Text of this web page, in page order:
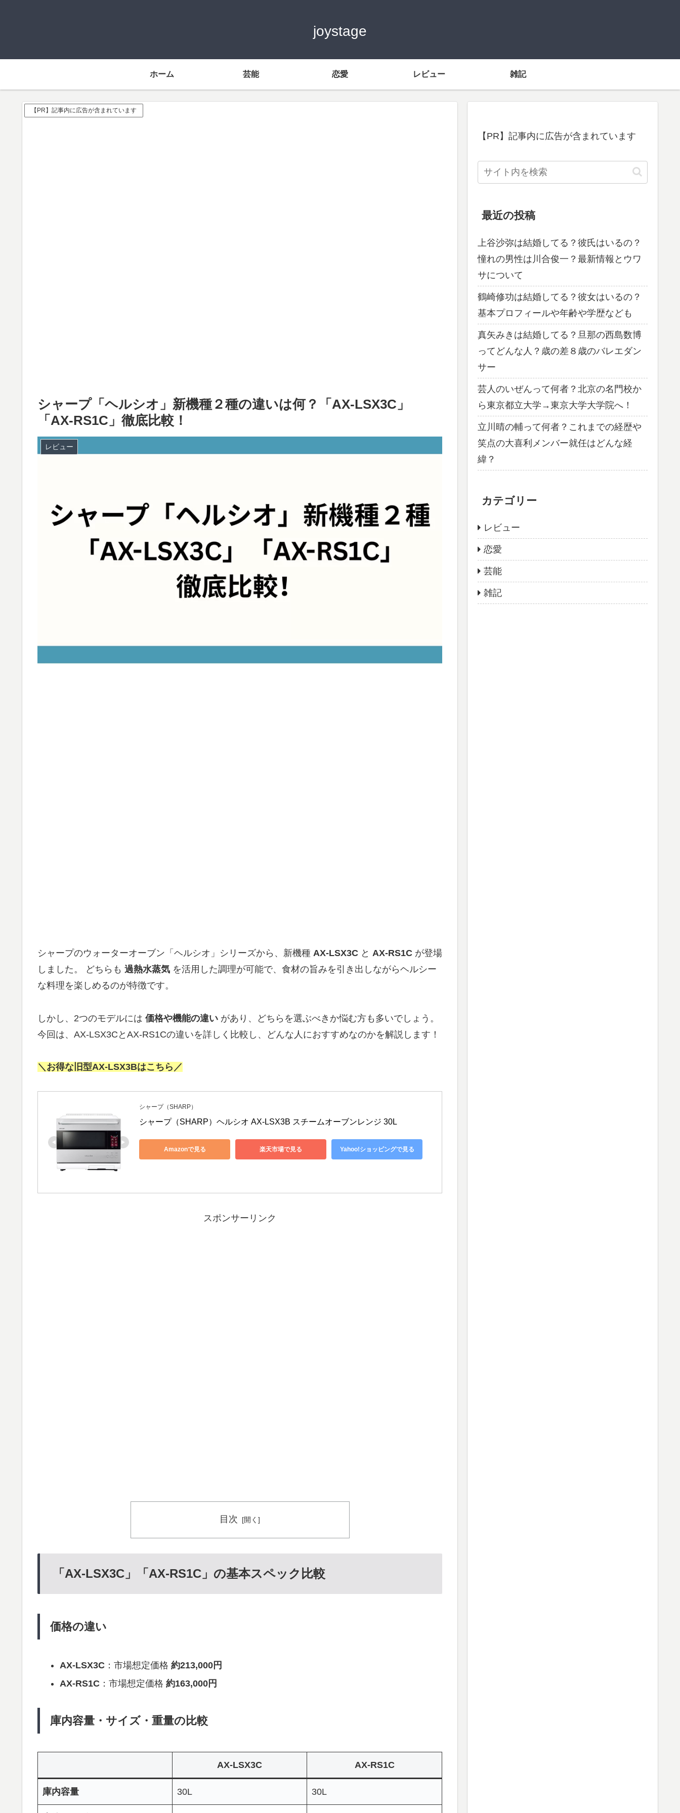
joystage
ホーム 芸能 恋愛 レビュー 雑記
【PR】記事内に広告が含まれています
シャープ「ヘルシオ」新機種２種の違いは何？「AX-LSX3C」
「AX-RS1C」徹底比較！
レビュー
シャープのウォーターオーブン「ヘルシオ」シリーズから、新機種 AX-LSX3C と AX-RS1C が登場
しました。 どちらも 過熱水蒸気 を活用した調理が可能で、食材の旨みを引き出しながらヘルシー
な料理を楽しめるのが特徴です。
しかし、2つのモデルには 価格や機能の違い があり、どちらを選ぶべきか悩む方も多いでしょう。
今回は、AX-LSX3CとAX-RS1Cの違いを詳しく比較し、どんな人におすすめなのかを解説します！
＼お得な旧型AX-LSX3Bはこちら／
シャープ（SHARP）
シャープ（SHARP）ヘルシオ AX-LSX3B スチームオーブンレンジ 30L
Amazonで見る 楽天市場で見る Yahoo!ショッピングで見る
スポンサーリンク
目次
「AX-LSX3C」「AX-RS1C」の基本スペック比較
価格の違い
AX-LSX3C：市場想定価格 約213,000円
AX-RS1C：市場想定価格 約163,000円
庫内容量・サイズ・重量の比較
AX-LSX3C AX-RS1C
庫内容量 30L 30L
【PR】記事内に広告が含まれています
最近の投稿
上谷沙弥は結婚してる？彼氏はいるの？
憧れの男性は川合俊一？最新情報とウワ
サについて
鶴崎修功は結婚してる？彼女はいるの？
基本プロフィールや年齢や学歴なども
真矢みきは結婚してる？旦那の西島数博
ってどんな人？歳の差８歳のバレエダン
サー
芸人のいぜんって何者？北京の名門校か
ら東京都立大学→東京大学大学院へ！
立川晴の輔って何者？これまでの経歴や
笑点の大喜利メンバー就任はどんな経
緯？
カテゴリー
レビュー
恋愛
芸能
雑記